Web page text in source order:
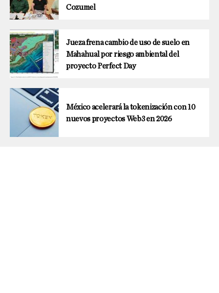
Cozumel
Jueza frena cambio de uso de suelo en
Mahahual por riesgo ambiental del
proyecto Perfect Day
México acelerará la tokenización con 10
nuevos proyectos Web3 en 2026